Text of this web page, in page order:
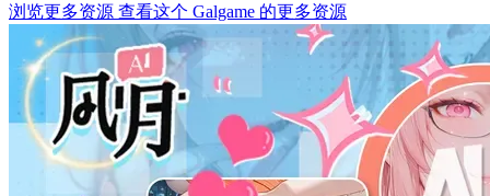
浏览更多资源 查看这个 Galgame 的更多资源